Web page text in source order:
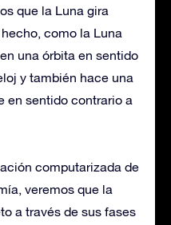
que la Luna gira
como la Luna
una órbita en sentido
y también hace una
en sentido contrario a
computarizada de
veremos que la
a través de sus fases